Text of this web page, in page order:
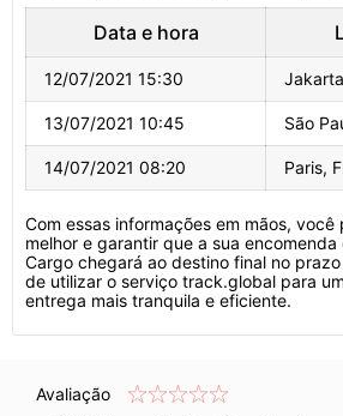
Data e hora
12/07/2021 15:30
13/07/2021 10:45 São
14/07/2021 08:20 Paris,
Com essas informações em mãos, você
melhor e garantir que a sua encomenda
Cargo chegará ao destino final no
de utilizar o serviço track.global para
entrega mais tranquila e eficiente.
Avaliação